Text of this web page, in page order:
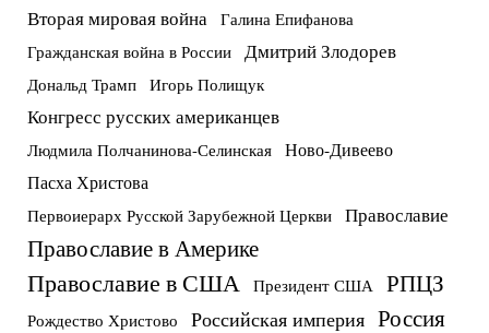
Вторая мировая война Галина Епифанова
Гражданская война в России Дмитрий Злодорев
Дональд Трамп Игорь Полищук
Конгресс русских американцев
Людмила Полчанинова-Селинская Ново-Дивеево
Пасха Христова
Первоиерарх Русской Зарубежной Церкви Православие
Православие в Америке
Православие в США Президент США РПЦЗ
Рождество Христово Российская империя Россия